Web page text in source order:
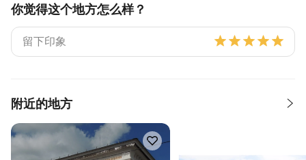
你觉得这个地方怎么样？
附近的地方